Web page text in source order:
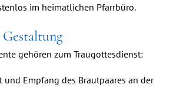
im heimatlichen Pfarrbüro.
gehören zum Traugottesdienst:
und Empfang des Brautpaares an der